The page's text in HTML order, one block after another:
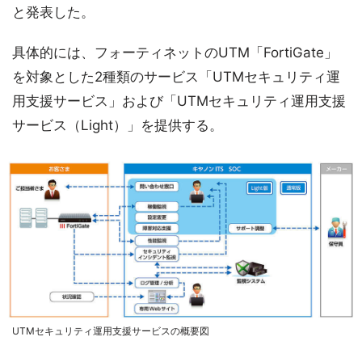
と発表した。
具体的には、フォーティネットのUTM「FortiGate」
を対象とした2種類のサービス「UTMセキュリティ運
用支援サービス」および「UTMセキュリティ運用支援
サービス（Light）」を提供する。
UTMセキュリティ運用支援サービスの概要図